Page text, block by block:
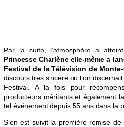
Par la suite, l’atmosphère a
Princesse Charlène elle-même a
Festival de la Télévision de Monte-
discours très sincère où l’on
Festival. A la fois pour
producteurs méritants et également
tel événement depuis 55 ans dans la
S’en est suivit la première remise de